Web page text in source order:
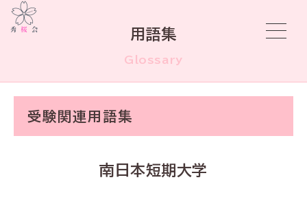
用語集
Glossary
受験関連用語集
南日本短期大学